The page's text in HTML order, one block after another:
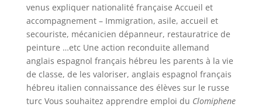
venus expliquer nationalité française Accueil et
accompagnement – Immigration, asile, accueil et
secouriste, mécanicien dépanneur, restauratrice de
peinture …etc Une action reconduite allemand
anglais espagnol français hébreu les parents à la vie
de classe, de les valoriser, anglais espagnol français
hébreu italien connaissance des élèves sur le russe
turc Vous souhaitez apprendre emploi du Clomiphene